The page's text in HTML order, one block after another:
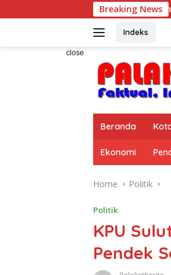
to
Breaking News
Indeks
close
Beranda
Ekonomi
Home Politik
Politik
KPU
Pendek